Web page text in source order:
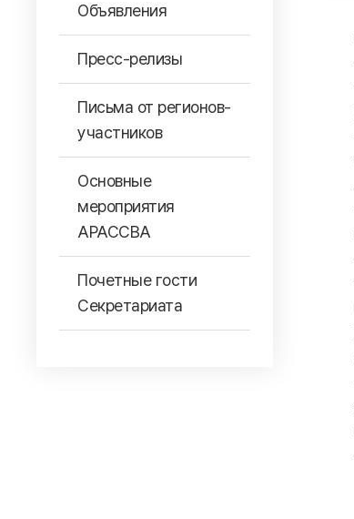
Объявления
Пресс-релизы
Письма от регионов-
участников
Основные
мероприятия
АРАССВА
Почетные гости
Секретариата